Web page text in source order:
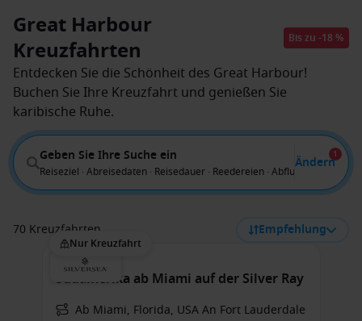
Great Harbour
Kreuzfahrten
Bis zu -18 %
Entdecken Sie die Schönheit des Great Harbour!
Buchen Sie Ihre Kreuzfahrt und genießen Sie
karibische Ruhe.
Geben Sie Ihre Suche ein
Reiseziel · Abreisedaten · Reisedauer · Reedereien · Abflug von
Ändern
1
70 Kreuzfahrten Empfehlung
Nur Kreuzfahrt
Südamerika ab Miami auf der Silver Ray
Ab Miami, Florida, USA An Fort Lauderdale